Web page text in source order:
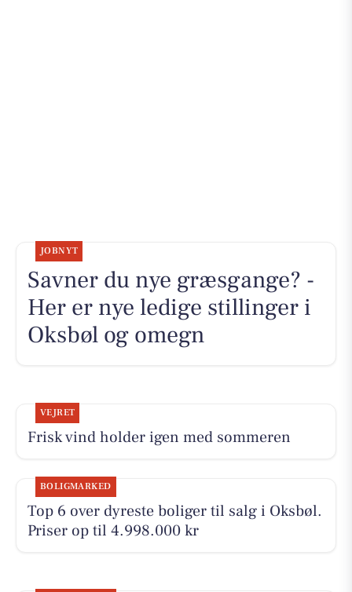
JOBNYT
Savner du nye græsgange? -
Her er nye ledige stillinger i
Oksbøl og omegn
VEJRET
Frisk vind holder igen med sommeren
BOLIGMARKED
Top 6 over dyreste boliger til salg i Oksbøl.
Priser op til 4.998.000 kr